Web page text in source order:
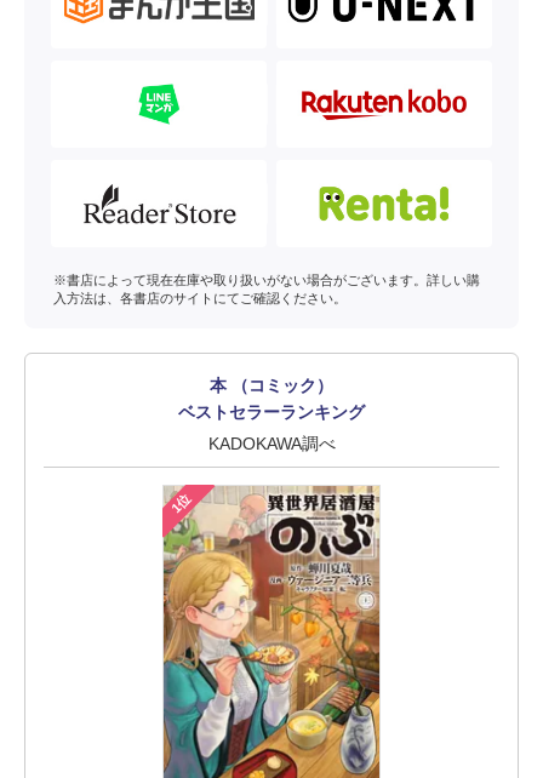
※書店によって現在在庫や取り扱いがない場合がございます。詳しい購
入方法は、各書店のサイトにてご確認ください。
本 （コミック）
ベストセラーランキング
KADOKAWA調べ
1位